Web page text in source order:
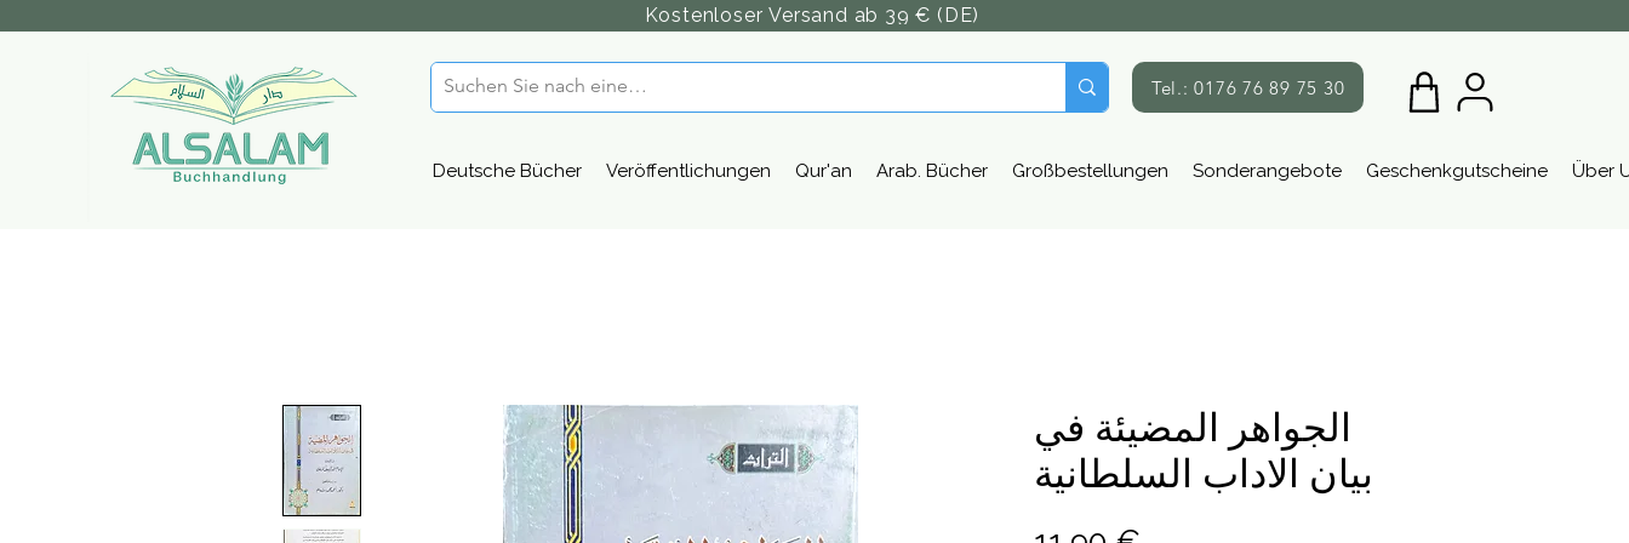
Kostenloser Versand ab 39 € (DE)
Tel.: 0176 76 89 75 30
Deutsche Bücher Veröffentlichungen Qur'an Arab. Bücher Großbestellungen Sonderangebote Geschenkgutscheine Über
الجواهر المضيئة في
بيان الاداب السلطانية